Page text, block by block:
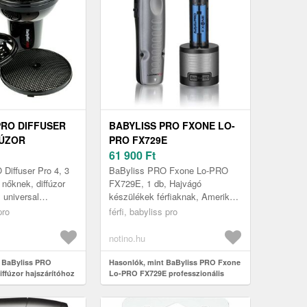
DIFFUSER
BABD05E
Diffuser Pro 4, 3
diffúzor
PRO
hajszárítóhoz
BABYLISS PRO FXONE LO-
PRO FX729E
PROFESSZIONÁLIS
HAJFORMÁZÓ GREY 1 DB
61 900 Ft
BaByliss PRO Fxone Lo-PRO
FX729E, 1 db, Hajvágó
készülékek férfiaknak, Amerikai
stílusú precíziós hajvágó A
eszközre va...
férfi, babyliss pro
notino.hu
Hasonlók, mint BaByliss PRO Fxone
Lo-PRO FX729E professzionális
hajformázó Grey 1 db